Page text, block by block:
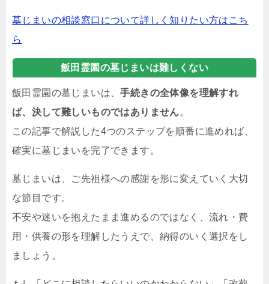
墓じまいの相談窓口について詳しく知りたい方はこち
ら
飯田霊園の墓じまいは難しくない
飯田霊園の墓じまいは、手続きの全体像を理解すれ
ば、決して難しいものではありません。
この記事で解説した4つのステップを順番に進めれば、
確実に墓じまいを完了できます。
墓じまいは、ご先祖様への感謝を形に変えていく大切
な節目です。
不安や迷いを抱えたまま進めるのではなく、流れ・費
用・供養の形を理解したうえで、納得のいく選択をし
ましょう。